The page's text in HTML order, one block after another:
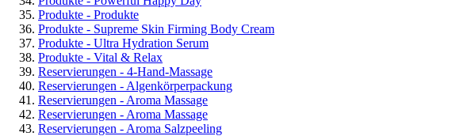
Produkte - Produkte
Produkte - Supreme Skin Firming Body Cream
Produkte - Ultra Hydration Serum
Produkte - Vital & Relax
Reservierungen - 4-Hand-Massage
Reservierungen - Algenkörperpackung
Reservierungen - Aroma Massage
Reservierungen - Aroma Massage
Reservierungen - Aroma Salzpeeling